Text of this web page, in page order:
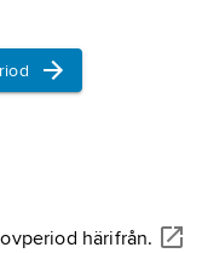
härifrån.